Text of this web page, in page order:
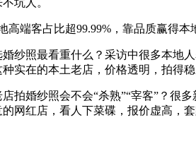
高端客占比超99.99%，靠品质赢得
纱照最看重什么？采访中很多本地
实在的本土老店，价格透明，拍得
拍婚纱照会不会“杀熟”“宰客”？很
网红店，看人下菜碟，报价虚高，